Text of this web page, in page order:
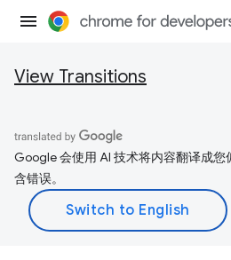
View Transitions
Google 会使用 AI 技术将内容翻译成
含错误。